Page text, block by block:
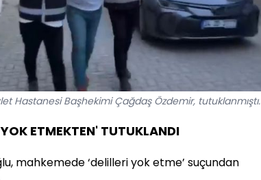
Hastanesi Başhekimi Çağdaş Özdemir, tutuklanmıştı.
YOK ETMEKTEN' TUTUKLANDI
mahkemede ‘delilleri yok etme’ suçundan